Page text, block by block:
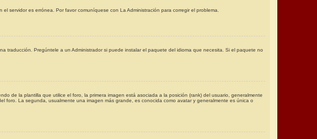
servidor es errónea. Por favor comuníquese con La Administración para corregir el problema.
Pregúntele a un Administrador si puede instalar el paquete del idioma que necesita. Si el paquete no
de la plantilla que utilice el foro, la primera imagen está asociada a la posición (rank) del usuario, generalmente
La segunda, usualmente una imagen más grande, es conocida como avatar y generalmente es única o